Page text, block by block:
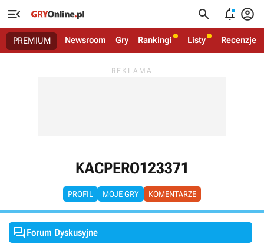
   
PREMIUM Newsroom Gry Rankingi Listy Recenzje
KACPERO123371
PROFIL MOJE GRY KOMENTARZE
Forum Dyskusyjne